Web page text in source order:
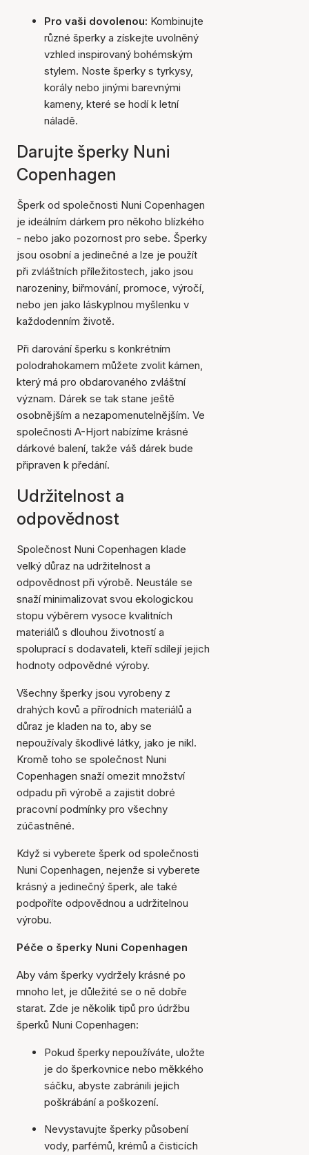
Pro vaši dovolenou: Kombinujte
různé šperky a získejte uvolněný
vzhled inspirovaný bohémským
stylem. Noste šperky s tyrkysy,
korály nebo jinými barevnými
kameny, které se hodí k letní
náladě.
Darujte šperky Nuni
Copenhagen
Šperk od společnosti Nuni Copenhagen
je ideálním dárkem pro někoho blízkého
- nebo jako pozornost pro sebe. Šperky
jsou osobní a jedinečné a lze je použít
při zvláštních příležitostech, jako jsou
narozeniny, biřmování, promoce, výročí,
nebo jen jako láskyplnou myšlenku v
každodenním životě.
Při darování šperku s konkrétním
polodrahokamem můžete zvolit kámen,
který má pro obdarovaného zvláštní
význam. Dárek se tak stane ještě
osobnějším a nezapomenutelnějším. Ve
společnosti A-Hjort nabízíme krásné
dárkové balení, takže váš dárek bude
připraven k předání.
Udržitelnost a
odpovědnost
Společnost Nuni Copenhagen klade
velký důraz na udržitelnost a
odpovědnost při výrobě. Neustále se
snaží minimalizovat svou ekologickou
stopu výběrem vysoce kvalitních
materiálů s dlouhou životností a
spoluprací s dodavateli, kteří sdílejí jejich
hodnoty odpovědné výroby.
Všechny šperky jsou vyrobeny z
drahých kovů a přírodních materiálů a
důraz je kladen na to, aby se
nepoužívaly škodlivé látky, jako je nikl.
Kromě toho se společnost Nuni
Copenhagen snaží omezit množství
odpadu při výrobě a zajistit dobré
pracovní podmínky pro všechny
zúčastněné.
Když si vyberete šperk od společnosti
Nuni Copenhagen, nejenže si vyberete
krásný a jedinečný šperk, ale také
podpoříte odpovědnou a udržitelnou
výrobu.
Péče o šperky Nuni Copenhagen
Aby vám šperky vydržely krásné po
mnoho let, je důležité se o ně dobře
starat. Zde je několik tipů pro údržbu
šperků Nuni Copenhagen:
Pokud šperky nepoužíváte, uložte
je do šperkovnice nebo měkkého
sáčku, abyste zabránili jejich
poškrábání a poškození.
Nevystavujte šperky působení
vody, parfémů, krémů a čisticích